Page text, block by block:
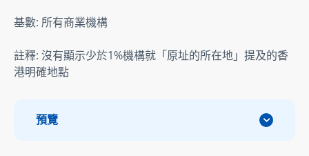
基數: 所有商業機構
註釋: 沒有顯示少於1%機構就「原址的所在地」提及的香
港明確地點
預覽